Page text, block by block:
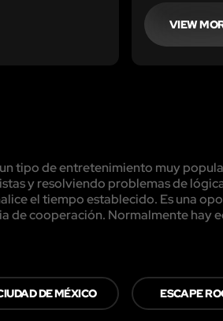
VIEW
tipo de entretenimiento muy
y resolviendo problemas de
el tiempo establecido. Es una
de cooperación. Normalmente hay
DE MÉXICO ESCAPE